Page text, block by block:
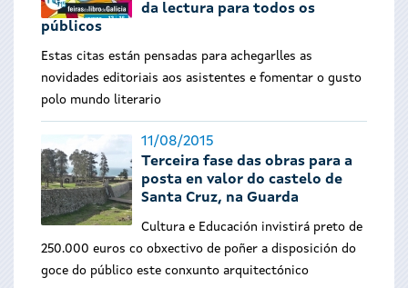
da lectura para todos os
públicos
Estas citas están pensadas para achegarlles as
novidades editoriais aos asistentes e fomentar o gusto
polo mundo literario
11/08/2015
Terceira fase das obras para a
posta en valor do castelo de
Santa Cruz, na Guarda
Cultura e Educación invistirá preto de
250.000 euros co obxectivo de poñer a disposición do
goce do público este conxunto arquitectónico